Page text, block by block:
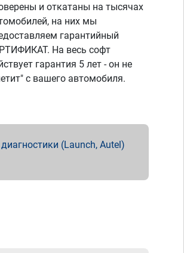
и откатаны на тысячах
на них мы
гарантийный
На весь софт
гарантия 5 лет - он не
с вашего автомобиля.
(Launch, Autel)